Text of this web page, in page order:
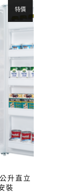
升直立
裝
特價